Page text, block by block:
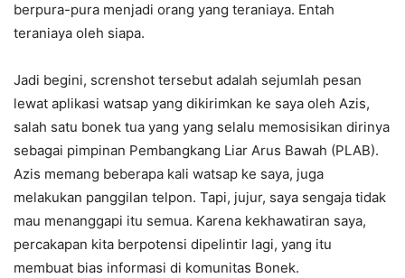
berpura-pura menjadi orang yang teraniaya. Entah
teraniaya oleh siapa.
Jadi begini, screnshot tersebut adalah sejumlah pesan
lewat aplikasi watsap yang dikirimkan ke saya oleh Azis,
salah satu bonek tua yang yang selalu memosisikan dirinya
sebagai pimpinan Pembangkang Liar Arus Bawah (PLAB).
Azis memang beberapa kali watsap ke saya, juga
melakukan panggilan telpon. Tapi, jujur, saya sengaja tidak
mau menanggapi itu semua. Karena kekhawatiran saya,
percakapan kita berpotensi dipelintir lagi, yang itu
membuat bias informasi di komunitas Bonek.